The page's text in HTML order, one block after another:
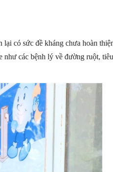
có sức đề kháng chưa hoàn
các bệnh lý về đường ruột,